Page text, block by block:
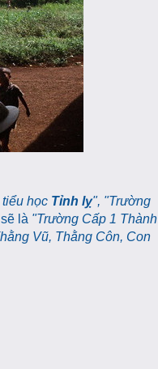
học Tỉnh lỵ", "Trường
là "Trường Cấp 1 Thành
Vũ, Thằng Côn, Con